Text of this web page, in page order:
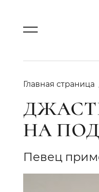
Главная страница
НА
Певец